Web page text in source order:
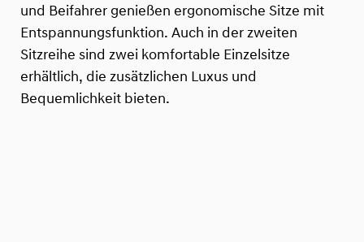
und Beifahrer genießen ergonomische Sitze mit
Entspannungsfunktion. Auch in der zweiten
Sitzreihe sind zwei komfortable Einzelsitze
erhältlich, die zusätzlichen Luxus und
Bequemlichkeit bieten.